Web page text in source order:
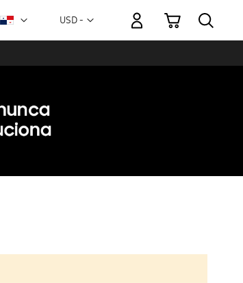
Moneda
USD -
Mi carrito